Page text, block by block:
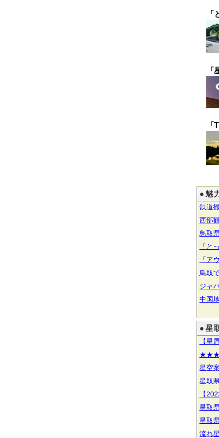
●魅
鉄道
西部
鳥取
「と
「ア
鳥取
ジャ
中国
●星
【星
★★★
星空
星取
【
星取
星取
流れ